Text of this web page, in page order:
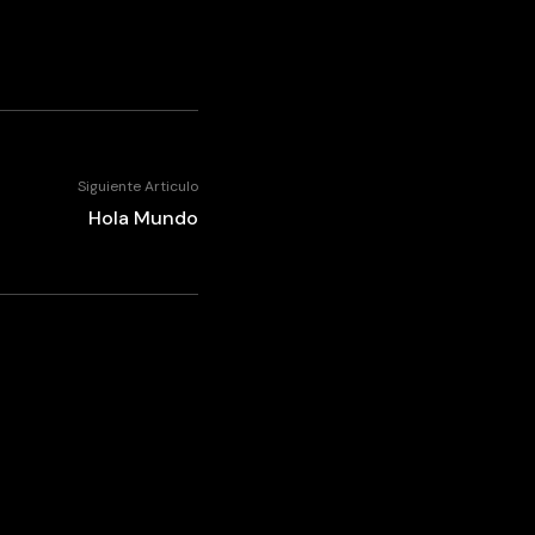
Siguiente Articulo
Hola Mundo